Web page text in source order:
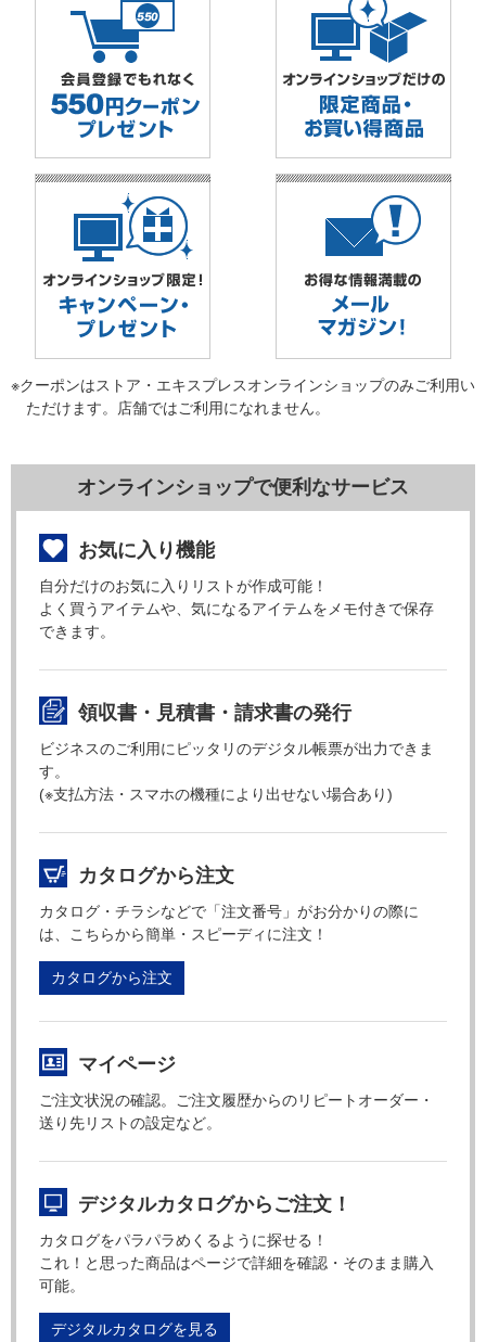
※クーポンはストア・エキスプレスオンラインショップのみご利用い
ただけます。店舗ではご利用になれません。
オンラインショップで便利なサービス
お気に入り機能
自分だけのお気に入りリストが作成可能！
よく買うアイテムや、気になるアイテムをメモ付きで保存
できます。
領収書・見積書・請求書の発行
ビジネスのご利用にピッタリのデジタル帳票が出力できま
す。
(※支払方法・スマホの機種により出せない場合あり)
カタログから注文
カタログ・チラシなどで「注文番号」がお分かりの際に
は、こちらから簡単・スピーディに注文！
カタログから注文
マイページ
ご注文状況の確認。ご注文履歴からのリピートオーダー・
送り先リストの設定など。
デジタルカタログからご注文！
カタログをパラパラめくるように探せる！
これ！と思った商品はページで詳細を確認・そのまま購入
可能。
デジタルカタログを見る